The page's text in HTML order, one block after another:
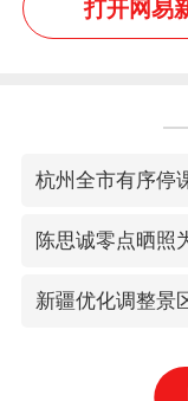
打开网易
杭州全市有序停